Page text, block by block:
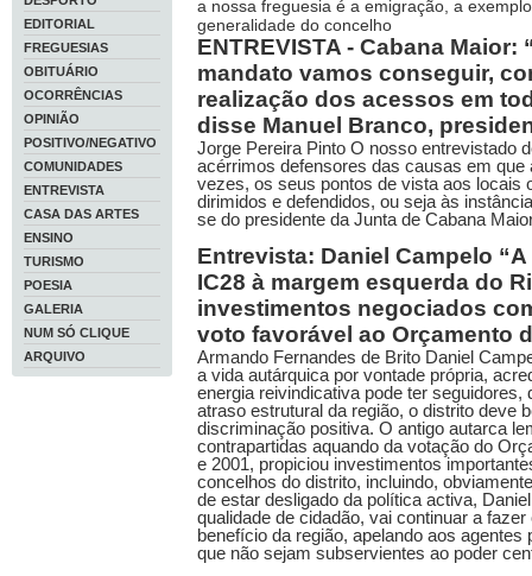
EDITORIAL
FREGUESIAS
OBITUÁRIO
OCORRÊNCIAS
OPINIÃO
POSITIVO/NEGATIVO
COMUNIDADES
ENTREVISTA
CASA DAS ARTES
ENSINO
TURISMO
POESIA
GALERIA
NUM SÓ CLIQUE
ARQUIVO
a nossa freguesia é a emigração, a
generalidade do concelho
ENTREVISTA - Cabana Maior:
mandato vamos conseguir,
realização dos acessos em
disse Manuel Branco,
Jorge Pereira Pinto O nosso entrevistado
acérrimos defensores das causas em que
vezes, os seus pontos de vista aos locais
dirimidos e defendidos, ou seja às
se do presidente da Junta de Cabana
Entrevista: Daniel Campelo
IC28 à margem esquerda do
investimentos negociados
voto favorável ao Orçamento
Armando Fernandes de Brito Daniel
a vida autárquica por vontade própria,
energia reivindicativa pode ter seguidores,
atraso estrutural da região, o distrito deve
discriminação positiva. O antigo autarca
contrapartidas aquando da votação do
e 2001, propiciou investimentos
concelhos do distrito, incluindo,
de estar desligado da política activa,
qualidade de cidadão, vai continuar a
benefício da região, apelando aos agentes
que não sejam subservientes ao poder